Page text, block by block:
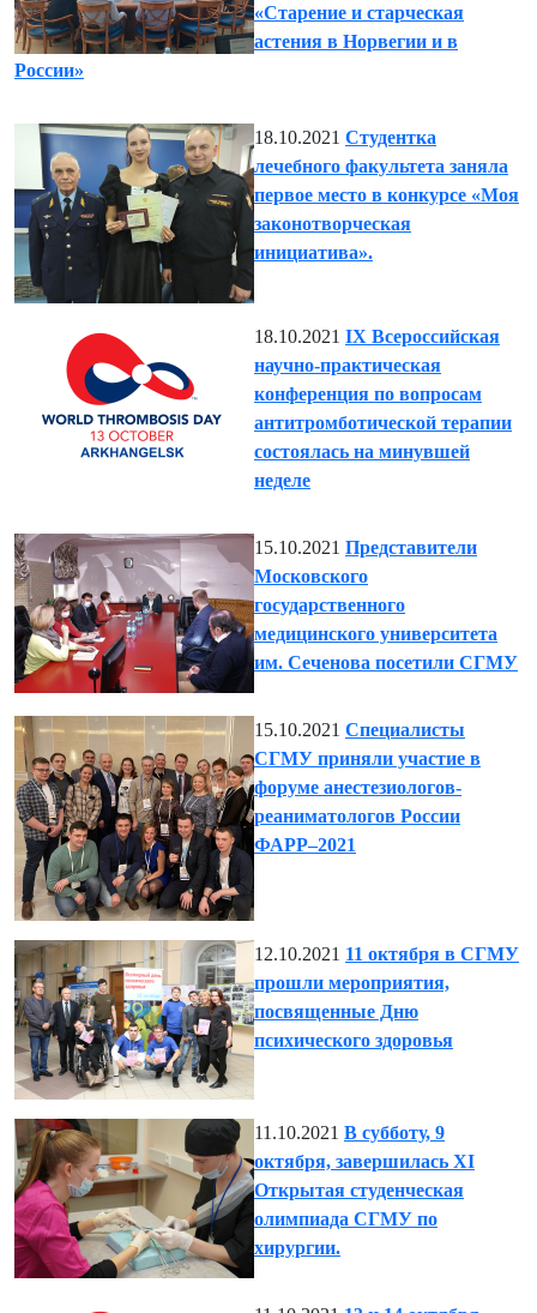
«Старение и старческая
астения в Норвегии и в
России»
18.10.2021 Студентка
лечебного факультета заняла
первое место в конкурсе «Моя
законотворческая
инициатива».
18.10.2021 IX Всероссийская
научно-практическая
конференция по вопросам
антитромботической терапии
состоялась на минувшей
неделе
15.10.2021 Представители
Московского
государственного
медицинского университета
им. Сеченова посетили СГМУ
15.10.2021 Специалисты
СГМУ приняли участие в
форуме анестезиологов-
реаниматологов России
ФАРР–2021
12.10.2021 11 октября в СГМУ
прошли мероприятия,
посвященные Дню
психического здоровья
11.10.2021 В субботу, 9
октября, завершилась XI
Открытая студенческая
олимпиада СГМУ по
хирургии.